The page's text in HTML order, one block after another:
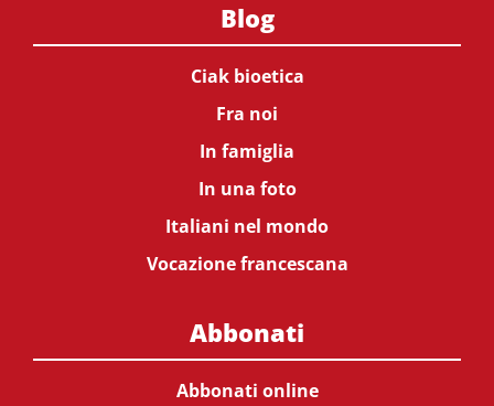
Blog
Ciak bioetica
Fra noi
In famiglia
In una foto
Italiani nel mondo
Vocazione francescana
Abbonati
Abbonati online